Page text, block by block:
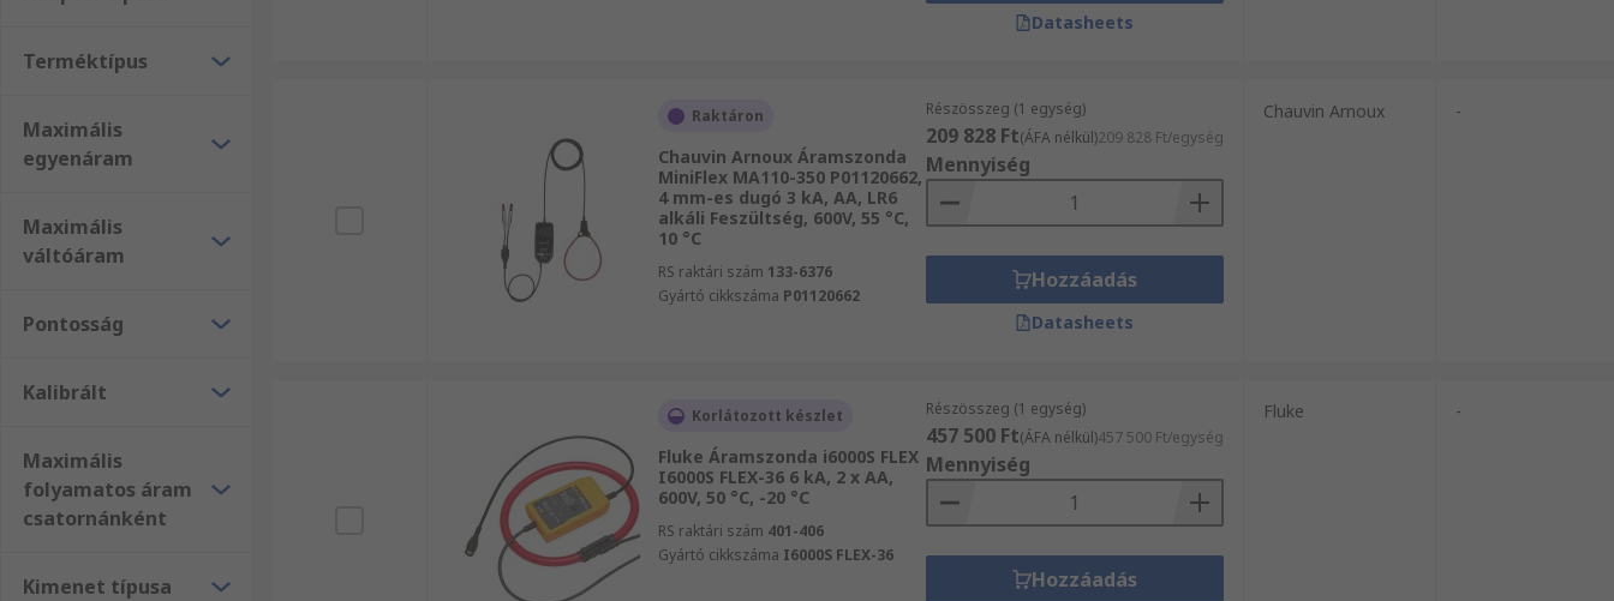
Terméktípus
Maximális
egyenáram
Maximális
váltóáram
Pontosság
Kalibrált
Maximális
folyamatos áram
csatornánként
Kimenet típusa
Datasheets
Raktáron
Chauvin Arnoux Áramszonda
MiniFlex MA110-350 P01120662,
4 mm-es dugó 3 kA, AA, LR6
alkáli Feszültség, 600V, 55 °C,
10 °C
RS raktári szám 133-6376
Gyártó cikkszáma P01120662
Részösszeg (1 egység)
209 828 Ft(ÁFA nélkül)209 828 Ft/egység
Mennyiség
Hozzáadás
Datasheets
Chauvin Arnoux -
Korlátozott készlet
Fluke Áramszonda i6000S FLEX
I6000S FLEX-36 6 kA, 2 x AA,
600V, 50 °C, -20 °C
RS raktári szám 401-406
Gyártó cikkszáma I6000S FLEX-36
Részösszeg (1 egység)
457 500 Ft(ÁFA nélkül)457 500 Ft/egység
Mennyiség
Hozzáadás
Fluke -